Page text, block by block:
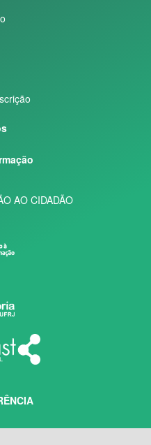
AO CIDADÃO